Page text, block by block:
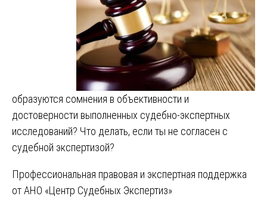
образуются сомнения в объективности и
достоверности выполненных судебно-экспертных
исследований? Что делать, если ты не согласен с
судебной экспертизой?
Профессиональная правовая и экспертная поддержка
от АНО «Центр Судебных Экспертиз»